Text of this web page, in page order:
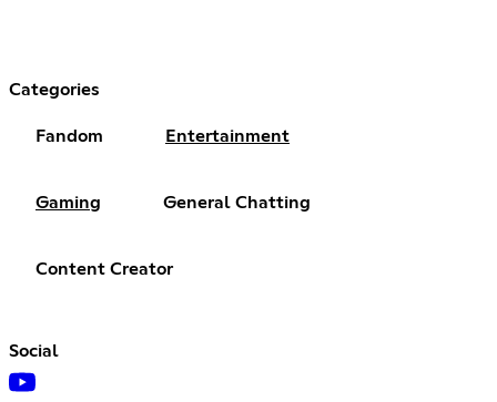
Categories
Fandom Entertainment
Gaming General Chatting
Content Creator
Social